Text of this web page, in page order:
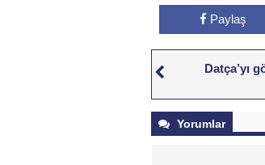
Paylaş
Datça’yı
Yorumlar